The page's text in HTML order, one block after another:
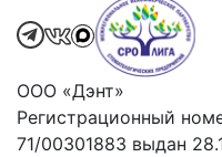
ООО «Дэнт»
Регистрационный
71/00301883 выдан